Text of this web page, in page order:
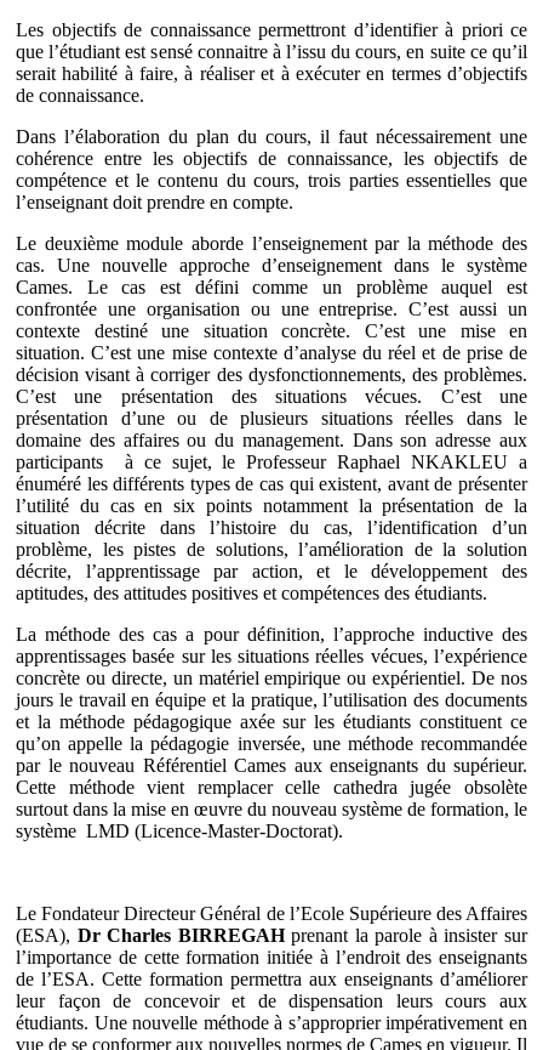
Les objectifs de connaissance permettront d’identifier à priori ce
que l’étudiant est sensé connaitre à l’issu du cours, en suite ce qu’il
serait habilité à faire, à réaliser et à exécuter en termes d’objectifs
de connaissance.
Dans l’élaboration du plan du cours, il faut nécessairement une
cohérence entre les objectifs de connaissance, les objectifs de
compétence et le contenu du cours, trois parties essentielles que
l’enseignant doit prendre en compte.
Le deuxième module aborde l’enseignement par la méthode des
cas. Une nouvelle approche d’enseignement dans le système
Cames. Le cas est défini comme un problème auquel est
confrontée une organisation ou une entreprise. C’est aussi un
contexte destiné une situation concrète. C’est une mise en
situation. C’est une mise contexte d’analyse du réel et de prise de
décision visant à corriger des dysfonctionnements, des problèmes.
C’est une présentation des situations vécues. C’est une
présentation d’une ou de plusieurs situations réelles dans le
domaine des affaires ou du management. Dans son adresse aux
participants à ce sujet, le Professeur Raphael NKAKLEU a
énuméré les différents types de cas qui existent, avant de présenter
l’utilité du cas en six points notamment la présentation de la
situation décrite dans l’histoire du cas, l’identification d’un
problème, les pistes de solutions, l’amélioration de la solution
décrite, l’apprentissage par action, et le développement des
aptitudes, des attitudes positives et compétences des étudiants.
La méthode des cas a pour définition, l’approche inductive des
apprentissages basée sur les situations réelles vécues, l’expérience
concrète ou directe, un matériel empirique ou expérientiel. De nos
jours le travail en équipe et la pratique, l’utilisation des documents
et la méthode pédagogique axée sur les étudiants constituent ce
qu’on appelle la pédagogie inversée, une méthode recommandée
par le nouveau Référentiel Cames aux enseignants du supérieur.
Cette méthode vient remplacer celle cathedra jugée obsolète
surtout dans la mise en œuvre du nouveau système de formation, le
système LMD (Licence-Master-Doctorat).
Le Fondateur Directeur Général de l’Ecole Supérieure des Affaires
(ESA), Dr Charles BIRREGAHprenant la parole à insister sur
l’importance de cette formation initiée à l’endroit des enseignants
de l’ESA. Cette formation permettra aux enseignants d’améliorer
leur façon de concevoir et de dispensation leurs cours aux
étudiants. Une nouvelle méthode à s’approprier impérativement en
vue de se conformer aux nouvelles normes de Cames en vigueur. Il